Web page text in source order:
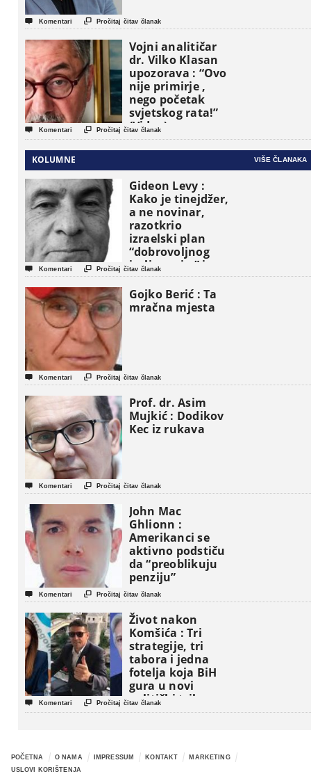
 Komentari  Pročitaj čitav članak
Vojni analitičar
dr. Vilko Klasan
upozorava : “Ovo
nije primirje ,
nego početak
svjetskog rata!”
(Video)
 Komentari  Pročitaj čitav članak
KOLUMNE VIŠE ČLANAKA
Gideon Levy :
Kako je tinejdžer,
a ne novinar,
razotkrio
izraelski plan
“dobrovoljnog
iseljavanja ” iz
Gaze
 Komentari  Pročitaj čitav članak
Gojko Berić : Ta
mračna mjesta
 Komentari  Pročitaj čitav članak
Prof. dr. Asim
Mujkić : Dodikov
Kec iz rukava
 Komentari  Pročitaj čitav članak
John Mac
Ghlionn :
Amerikanci se
aktivno podstiču
da “preoblikuju
penziju”
 Komentari  Pročitaj čitav članak
Život nakon
Komšića : Tri
strategije, tri
tabora i jedna
fotelja koja BiH
gura u novi
politički triler
 Komentari  Pročitaj čitav članak
POČETNA O NAMA IMPRESSUM KONTAKT
MARKETING
USLOVI KORIŠTENJA